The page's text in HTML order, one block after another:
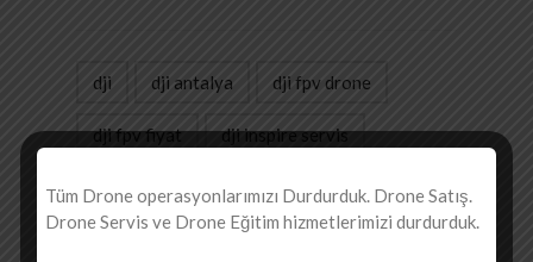
dji dji antalya dji fpv drone
dji fpv fiyat dji inspire servis
dji mavic air dji phantom 3 drone
dji phantom 3 tamir
Tüm Drone operasyonlarımızı Durdurduk. Drone Satış.
Drone Servis ve Drone Eğitim hizmetlerimizi durdurduk.